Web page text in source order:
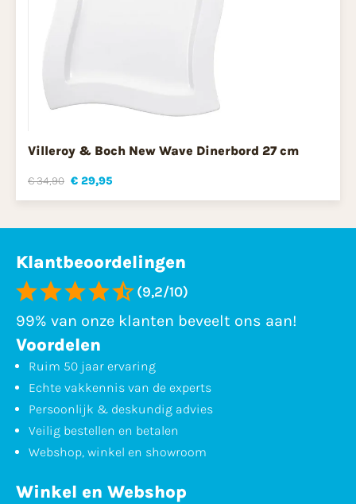
Villeroy & Boch New Wave Dinerbord 27 cm
€ 34,90 € 29,95
Klantbeoordelingen
(9,2/10)
99% van onze klanten beveelt ons aan!
Voordelen
Ruim 50 jaar ervaring
Echte vakkennis van de experts
Persoonlijk & deskundig advies
Veilig bestellen en betalen
Webshop, winkel en showroom
Winkel en Webshop